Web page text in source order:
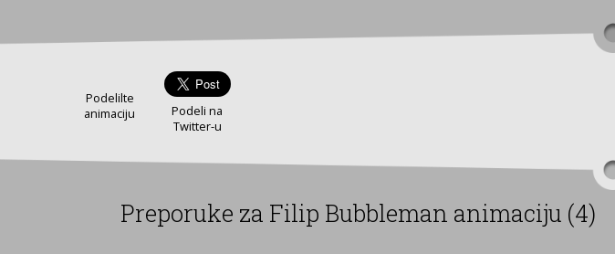
Podelilte
animaciju
Podeli na
Twitter-u
Preporuke za Filip Bubbleman animaciju (4)